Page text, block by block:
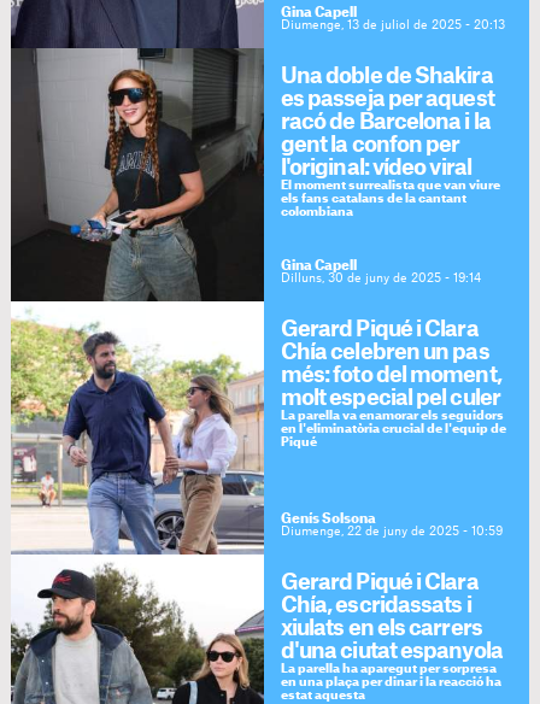
Gina Capell
Diumenge, 13 de juliol de 2025 - 20:13
Una doble de Shakira
es passeja per aquest
racó de Barcelona i la
gent la confon per
l'original: vídeo viral
El moment surrealista que van viure
els fans catalans de la cantant
colombiana
Gina Capell
Dilluns, 30 de juny de 2025 - 19:14
Gerard Piqué i Clara
Chía celebren un pas
més: foto del moment,
molt especial pel culer
La parella va enamorar els seguidors
en l'eliminatòria crucial de l'equip de
Piqué
Genís Solsona
Diumenge, 22 de juny de 2025 - 10:59
Gerard Piqué i Clara
Chía, escridassats i
xiulats en els carrers
d'una ciutat espanyola
La parella ha aparegut per sorpresa
en una plaça per dinar i la reacció ha
estat aquesta